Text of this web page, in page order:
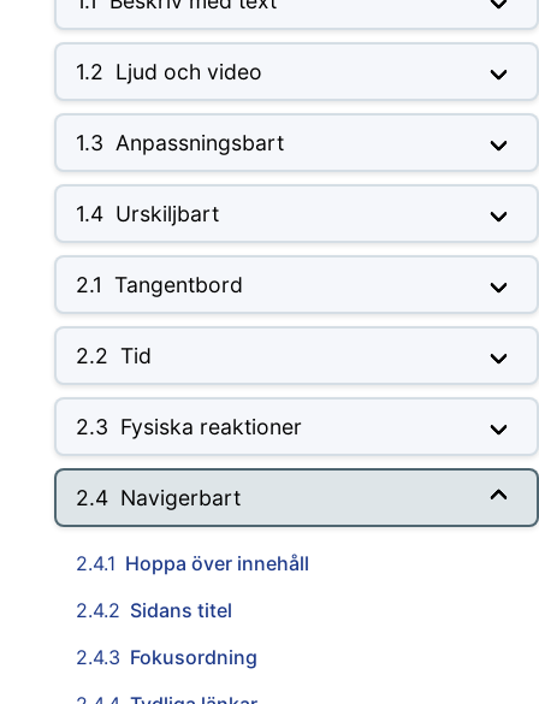
1.2 Ljud och video
1.3 Anpassningsbart
1.4 Urskiljbart
2.1 Tangentbord
2.2 Tid
2.3 Fysiska reaktioner
2.4 Navigerbart
2.4.1 Hoppa över innehåll
2.4.2 Sidans titel
2.4.3 Fokusordning